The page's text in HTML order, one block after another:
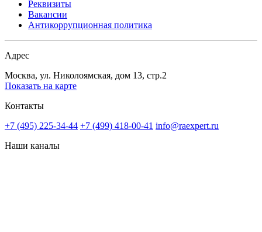
Реквизиты
Вакансии
Антикоррупционная политика
Адрес
Москва, ул. Николоямская, дом 13, стр.2
Показать на карте
Контакты
+7 (495) 225-34-44 +7 (499) 418-00-41 info@raexpert.ru
Наши каналы